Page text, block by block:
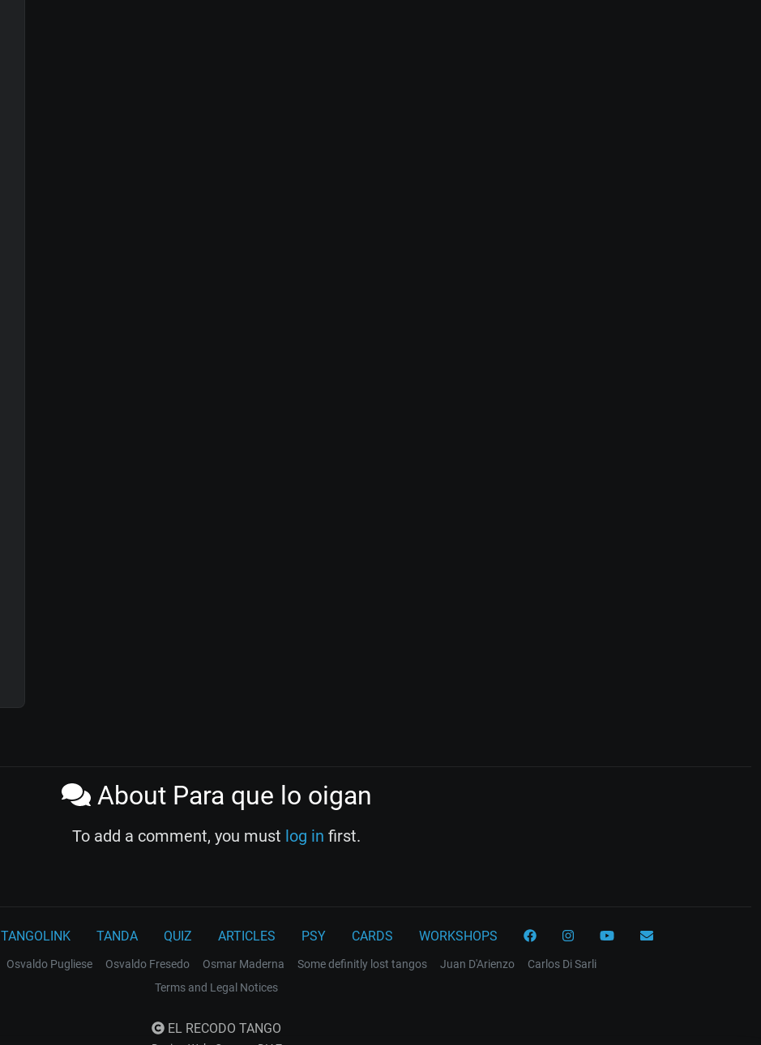
About Para que lo oigan
To add a comment, you must log in first.
TANGOLINK TANDA QUIZ ARTICLES PSY CARDS WORKSHOPS
Osvaldo Pugliese Osvaldo Fresedo Osmar Maderna Some definitly lost tangos Juan D'Arienzo
Carlos Di Sarli
Terms and Legal Notices
EL RECODO TANGO